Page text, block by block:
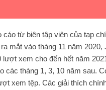
cáo từ biên tập viên của tạp
mắt vào tháng 11 năm
xem cho đến hết năm
các tháng 1, 3, 10 năm sau.
xem tệp. Các giải thích